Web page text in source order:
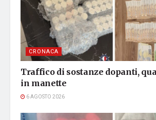
CRONACA
Traffico di sostanze dopanti,
in manette
6 AGOSTO 2026